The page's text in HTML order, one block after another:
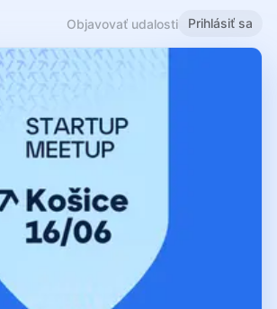
Objavovať udalosti Prihlásiť sa